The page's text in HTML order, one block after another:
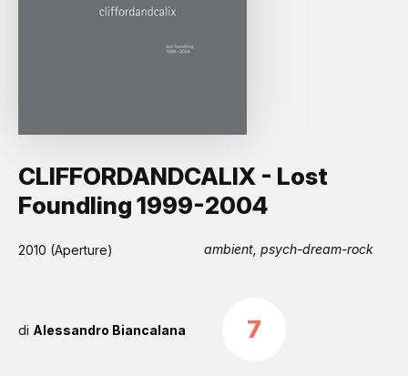
CLIFFORDANDCALIX - Lost
Foundling 1999-2004
2010 (Aperture) ambient, psych-dream-rock
di Alessandro Biancalana 7